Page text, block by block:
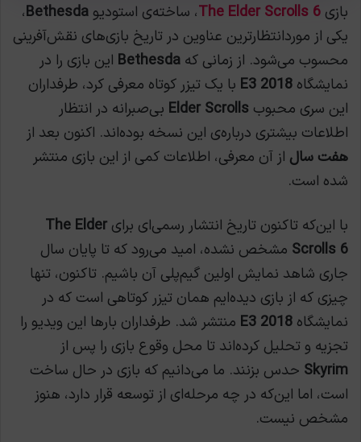
بازی The Elder Scrolls 6، ساخته‌ی استودیو Bethesda،
یکی از موردانتظارترین عناوین در تاریخ بازی‌های نقش‌آفرینی
محسوب می‌شود. از زمانی که Bethesda این بازی را در
نمایشگاه E3 2018 با یک تیزر کوتاه معرفی کرد، طرفداران
این سری محبوب Elder Scrolls بی‌صبرانه در انتظار
اطلاعات بیشتری درباره‌ی این نسخه بوده‌اند. اکنون بعد از
هفت سال از آن معرفی، اطلاعات کمی از این بازی منتشر
شده است.
با این‌که تاکنون تاریخ انتشار رسمی‌ای برای The Elder
Scrolls 6 مشخص نشده، امید می‌رود که تا پایان سال
جاری شاهد نمایش اولین گیم‌پلی آن باشیم. تاکنون، تنها
چیزی که از بازی دیده‌ایم همان تیزر کوتاهی است که در
نمایشگاه E3 2018 منتشر شد. طرفداران بارها این ویدیو را
تجزیه و تحلیل کرده‌اند تا محل وقوع بازی را پس از
Skyrim حدس بزنند. ما می‌دانیم که بازی در حال ساخت
است، اما این‌که در چه مرحله‌ای از توسعه قرار دارد، هنوز
مشخص نیست.